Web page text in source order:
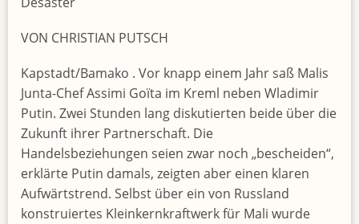
VON CHRISTIAN PUTSCH
Kapstadt/Bamako . Vor knapp einem Jahr saß Malis
Junta-Chef Assimi Goïta im Kreml neben Wladimir
Putin. Zwei Stunden lang diskutierten beide über die
Zukunft ihrer Partnerschaft. Die
Handelsbeziehungen seien zwar noch „bescheiden“,
erklärte Putin damals, zeigten aber einen klaren
Aufwärtstrend. Selbst über ein von Russland
konstruiertes Kleinkernkraftwerk für Mali wurde